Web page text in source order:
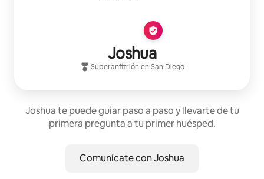
Joshua
Superanfitrión en San Diego
Joshua te puede guiar paso a paso y llevarte de tu
primera pregunta a tu primer huésped.
Comunícate con Joshua